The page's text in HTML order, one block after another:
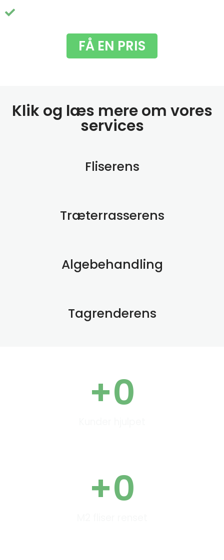
FÅ EN PRIS
Klik og læs mere om vores
services
Fliserens
Træterrasserens
Algebehandling
Tagrenderens
+0
+0